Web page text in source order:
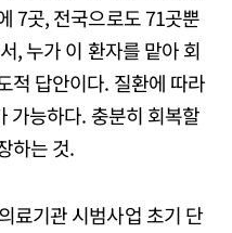
7곳, 전국으로도 71곳뿐
, 누가 이 환자를 맡아 회
적 답안이다. 질환에 따라
가능하다. 충분히 회복할
하는 것.
료기관 시범사업 초기 단